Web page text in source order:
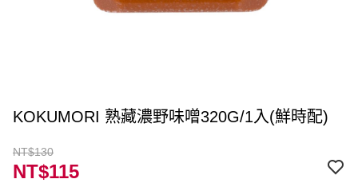
KOKUMORI 熟藏濃野味噌320G/1入(鮮時配)
NT$130
NT$115